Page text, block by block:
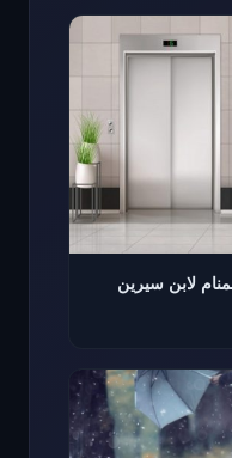
لابن سيرين